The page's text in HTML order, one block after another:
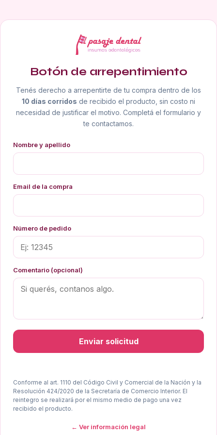
Botón de arrepentimiento
Tenés derecho a arrepentirte de tu compra dentro de los
10 días corridos de recibido el producto, sin costo ni
necesidad de justificar el motivo. Completá el formulario y
te contactamos.
Nombre y apellido
Email de la compra
Número de pedido
Comentario (opcional)
Enviar solicitud
Conforme al art. 1110 del Código Civil y Comercial de la Nación y la
Resolución 424/2020 de la Secretaría de Comercio Interior. El
reintegro se realizará por el mismo medio de pago una vez
recibido el producto.
← Ver información legal